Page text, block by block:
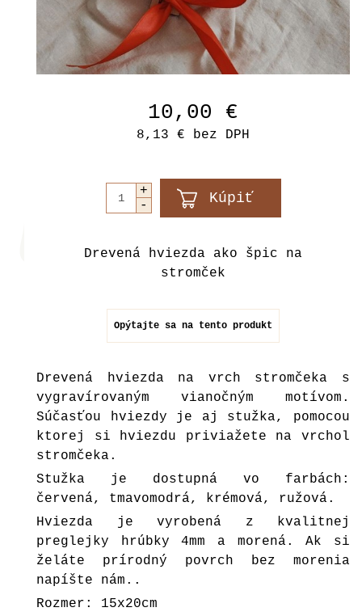
10,00 €
8,13 € bez DPH
Drevená hviezda ako špic na
stromček
Opýtajte sa na tento produkt
Drevená hviezda na vrch stromčeka s
vygravírovaným vianočným motívom.
Súčasťou hviezdy je aj stužka, pomocou
ktorej si hviezdu priviažete na vrchol
stromčeka.
Stužka je dostupná vo farbách:
červená, tmavomodrá, krémová, ružová.
Hviezda je vyrobená z kvalitnej
preglejky hrúbky 4mm a morená. Ak si
želáte prírodný povrch bez morenia
napíšte nám..
Rozmer: 15x20cm